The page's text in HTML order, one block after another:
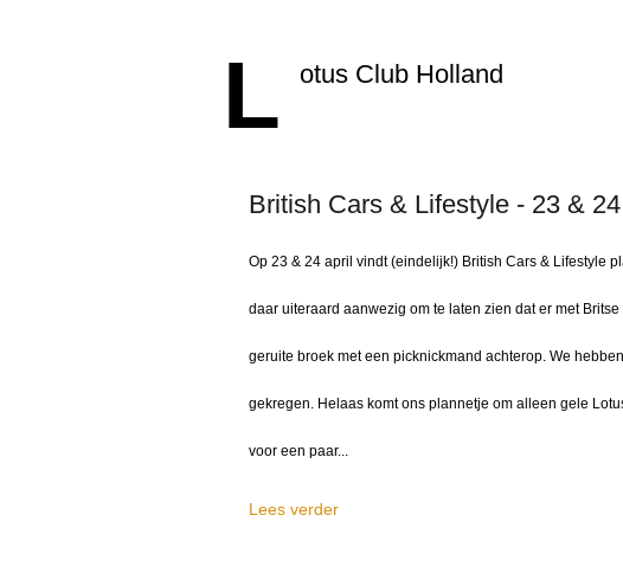
L otus Club Holland
British Cars & Lifestyle - 23 &
Op 23 & 24 april vindt (eindelijk!) British Cars & Lifestyle
daar uiteraard aanwezig om te laten zien dat er met
geruite broek met een picknickmand achterop. We
gekregen. Helaas komt ons plannetje om alleen gele
voor een paar...
Lees verder